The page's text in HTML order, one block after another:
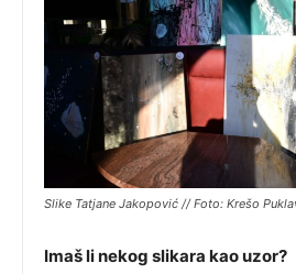
Slike Tatjane Jakopović // Foto: Krešo
Imaš li nekog slikara kao uzor?